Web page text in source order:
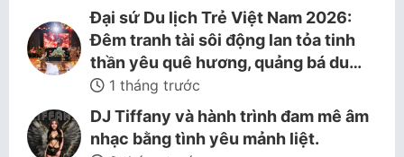
Đại sứ Du lịch Trẻ Việt Nam 2026:
Đêm tranh tài sôi động lan tỏa tinh
thần yêu quê hương, quảng bá du…
1 tháng trước
DJ Tiffany và hành trình đam mê âm
nhạc bằng tình yêu mảnh liệt.